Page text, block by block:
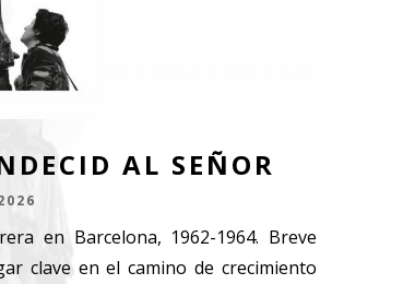
AL SEÑOR
en Barcelona, 1962-1964. Breve
clave en el camino de crecimiento